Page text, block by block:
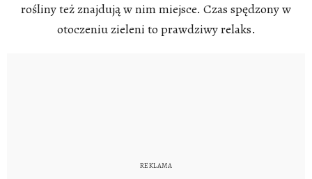
rośliny też znajdują w nim miejsce. Czas spędzony w
otoczeniu zieleni to prawdziwy relaks.